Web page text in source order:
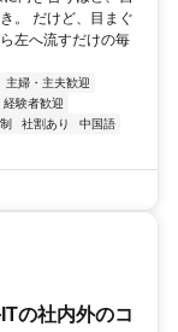
。 だけど、目まぐ
左へ流すだけの毎
主婦・主夫歓迎
経験者歓迎
社割あり
中国語
の社内外のコ